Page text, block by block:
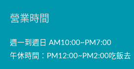
營業時間
週一到週日 AM10:00~PM7:00
午休時間：PM12:00~PM2:00吃飯去